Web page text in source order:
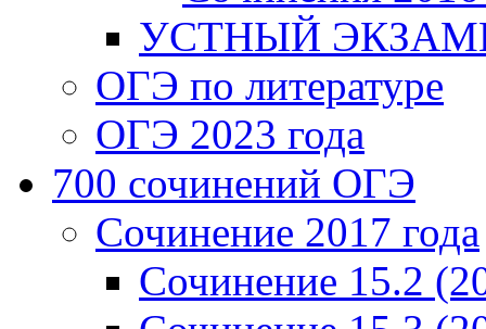
УСТНЫЙ
ОГЭ по литературе
ОГЭ 2023 года
700 cочинений ОГЭ
Сочинение 2017 года
Сочинение 15.2